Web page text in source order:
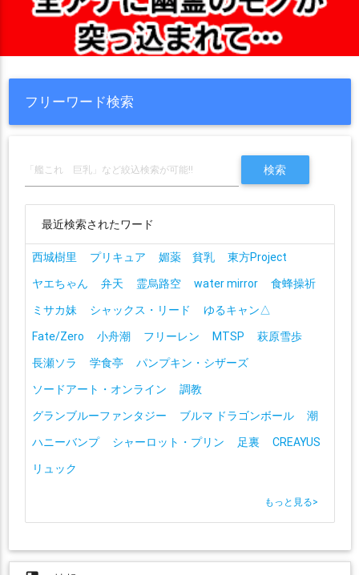
フリーワード検索
最近検索されたワード
西城樹里 プリキュア 媚薬 貧乳
東方Project
ヤエちゃん
弁天 霊烏路空 water mirror
食蜂操祈
ミサカ妹
シャックス・リード
ゆるキャン△
Fate/Zero
小舟潮 フリーレン MTSP
萩原雪歩
長瀬ソラ
学食亭
パンプキン・シザーズ
ソードアート・オンライン
調教
グランブルーファンタジー
ブルマ ドラゴンボール
潮
ハニーバンプ
シャーロット・プリン 足裏
CREAYUS
リュック
もっと見る>